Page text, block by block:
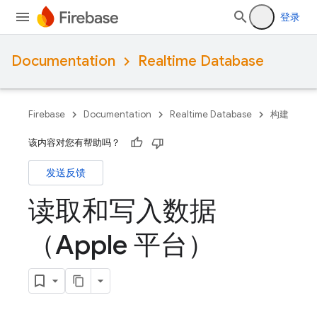
登录
Documentation Realtime Database
Firebase Documentation Realtime Database 构建
该内容对您有帮助吗？
发送反馈
读取和写入数据
（Apple 平台）